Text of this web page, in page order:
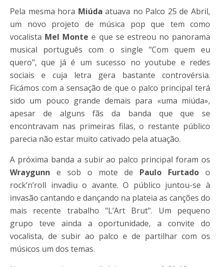
Pela mesma hora Miúda atuava no Palco 25 de Abril,
um novo projeto de música pop que tem como
vocalista Mel Monte e que se estreou no panorama
musical português com o single "Com quem eu
quero", que já é um sucesso no youtube e redes
sociais e cuja letra gera bastante controvérsia.
Ficámos com a sensação de que o palco principal terá
sido um pouco grande demais para «uma miúda»,
apesar de alguns fãs da banda que que se
encontravam nas primeiras filas, o restante público
parecia não estar muito cativado pela atuação.
A próxima banda a subir ao palco principal foram os
Wraygunn e sob o mote de Paulo Furtado o
rock’n’roll invadiu o avante. O público juntou-se à
invasão cantando e dançando na plateia as canções do
mais recente trabalho "L’Art Brut". Um pequeno
grupo teve ainda a oportunidade, a convite do
vocalista, de subir ao palco e de partilhar com os
músicos um dos temas.